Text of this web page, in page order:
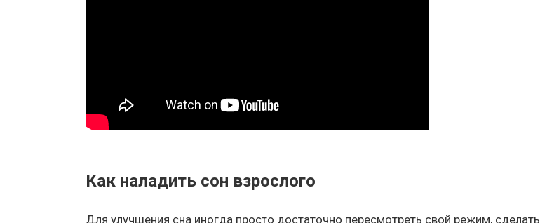
Как наладить сон взрослого
Для улучшения сна иногда просто достаточно пересмотреть свой режим, сделать